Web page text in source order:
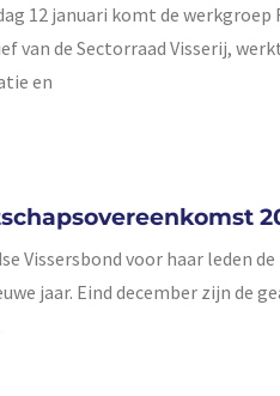
12 januari komt de
van de Sectorraad Visserij,
en
Vissersbond voor haar leden
jaar. Eind december zijn de